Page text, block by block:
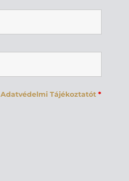
Adatvédelmi Tájékoztatót *